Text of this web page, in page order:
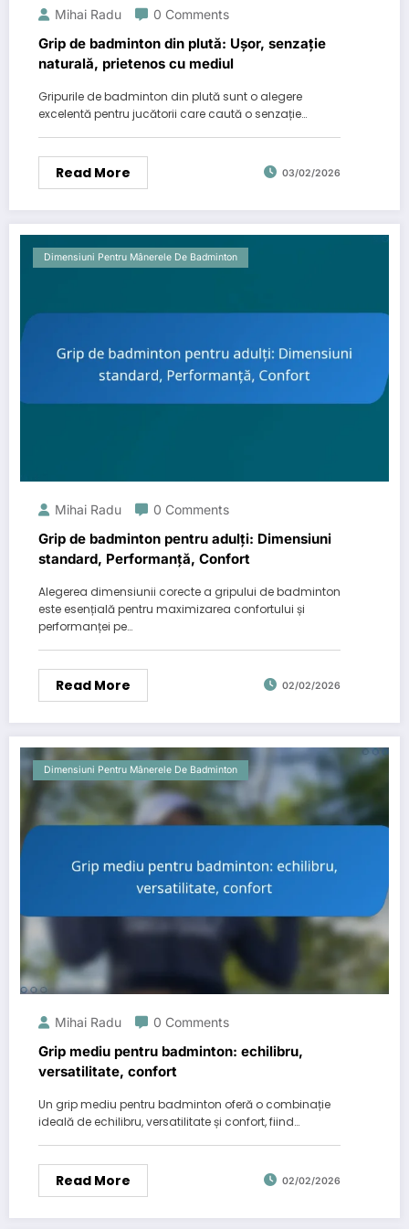
Mihai Radu 0 Comments
Grip de badminton din plută: Ușor, senzație
naturală, prietenos cu mediul
Gripurile de badminton din plută sunt o alegere
excelentă pentru jucătorii care caută o senzație…
Read More 03/02/2026
Dimensiuni Pentru Mânerele De Badminton
Mihai Radu 0 Comments
Grip de badminton pentru adulți: Dimensiuni
standard, Performanță, Confort
Alegerea dimensiunii corecte a gripului de badminton
este esențială pentru maximizarea confortului și
performanței pe…
Read More 02/02/2026
Dimensiuni Pentru Mânerele De Badminton
Mihai Radu 0 Comments
Grip mediu pentru badminton: echilibru,
versatilitate, confort
Un grip mediu pentru badminton oferă o combinație
ideală de echilibru, versatilitate și confort, fiind…
Read More 02/02/2026